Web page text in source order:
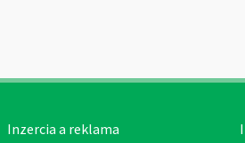
Inzercia a reklama